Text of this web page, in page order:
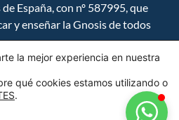
España, con nº 587995, que
y enseñar la Gnosis de todos
de Privacidad
la mejor experiencia en nuestra
qué cookies estamos utilizando o
.